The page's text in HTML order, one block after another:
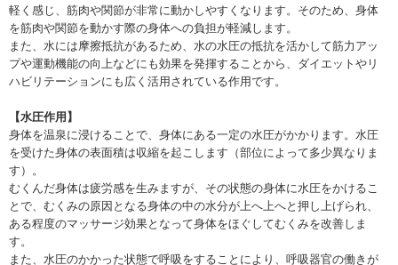
軽く感じ、筋肉や関節が非常に動かしやすくなります。そのため、身体
を筋肉や関節を動かす際の身体への負担が軽減します。
また、水には摩擦抵抗があるため、水の水圧の抵抗を活かして筋力アッ
プや運動機能の向上などにも効果を発揮することから、ダイエットやリ
ハビリテーションにも広く活用されている作用です。
【水圧作用】
身体を温泉に浸けることで、身体にある一定の水圧がかかります。水圧
を受けた身体の表面積は収縮を起こします（部位によって多少異なりま
す）。
むくんだ身体は疲労感を生みますが、その状態の身体に水圧をかけるこ
とで、むくみの原因となる身体の中の水分が上へ上へと押し上げられ、
ある程度のマッサージ効果となって身体をほぐしてむくみを改善しま
す。
また、水圧のかかった状態で呼吸をすることにより、呼吸器官の働きが